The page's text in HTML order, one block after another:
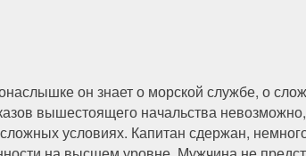
он знает о морской службе, о
вышестоящего начальства
условиях. Капитан сдержан,